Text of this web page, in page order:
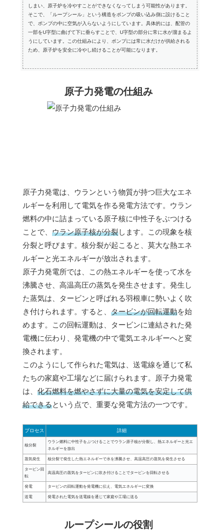
しまい、原子炉を冷やすことができなくなってしまう可能性があります。
そこで、「ループシール」という構造をポンプの吸い込み側に設けること
で、ポンプの中に空気が入らないようにしています。具体的には、配管の
一部をU字型に曲げて下に垂らすことで、U字型の部分に常に水が溜まるよ
うにしています。この仕組みにより、ポンプには常に水だけが供給される
ため、原子炉を安全に冷やし続けることが可能になります。
原子力発電の仕組み
原子力発電は、ウランという物質が持つ巨大なエネ
ルギーを利用して電気を作る発電方法です。ウラン
燃料の中に詰まっている原子核に中性子をぶつける
ことで、 ウラン原子核が分裂します。この現象を核
分裂と呼びます。核分裂が起こると、莫大な熱エネ
ルギーと光エネルギーが放出されます。
原子力発電所では、この熱エネルギーを使って水を
沸騰させ、高温高圧の蒸気を発生させます。発生し
た蒸気は、タービンと呼ばれる羽根車に勢いよく吹
き付けられます。すると、 タービンが回転運動を始
めます。この回転運動は、タービンに連結された発
電機に伝わり、発電機の中で電気エネルギーへと変
換されます。
このようにして作られた電気は、送電線を通じて私
たちの家庭や工場などに届けられます。原子力発電
は、 化石燃料を燃やさずに大量の電気を安定して供
給できるという点で、重要な発電方法の一つです。
プロセス 詳細
核分裂
ウラン燃料に中性子をぶつけることでウラン原子核が分裂し、熱エネルギーと光エ
ネルギーを放出
蒸気発生 核分裂で発生した熱エネルギーで水を沸騰させ、高温高圧の蒸気を発生させる
タービン回
転
高温高圧の蒸気をタービンに吹き付けることでタービンを回転させる
発電 タービンの回転運動を発電機に伝え、電気エネルギーに変換
送電 発電された電気を送電線を通じて家庭や工場に送る
ループシールの役割